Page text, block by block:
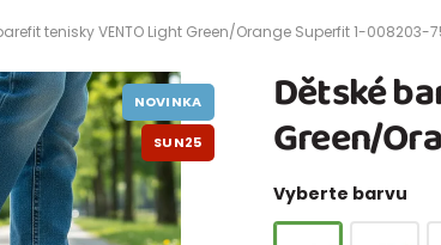
tenisky VENTO Light Green/Orange Superfit 1-008203-
Dětské
Green/
Vyberte barvu
NOVINKA
SUN25